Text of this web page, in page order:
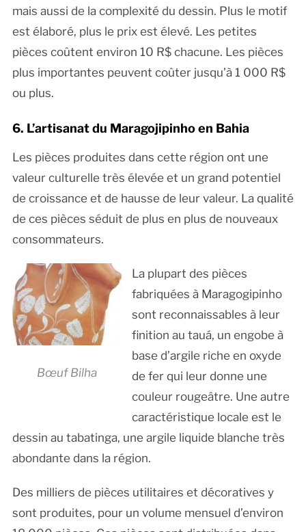
mais aussi de la complexité du dessin. Plus le motif
est élaboré, plus le prix est élevé. Les petites
pièces coûtent environ 10 R$ chacune. Les pièces
plus importantes peuvent coûter jusqu’à 1 000 R$
ou plus.
6. L’artisanat du Maragojipinho en Bahia
Les pièces produites dans cette région ont une
valeur culturelle très élevée et un grand potentiel
de croissance et de hausse de leur valeur. La qualité
de ces pièces séduit de plus en plus de nouveaux
consommateurs.
Bœuf Bilha
La plupart des pièces
fabriquées à Maragogipinho
sont reconnaissables à leur
finition au tauá, un engobe à
base d’argile riche en oxyde
de fer qui leur donne une
couleur rougeâtre. Une autre
caractéristique locale est le
dessin au tabatinga, une argile liquide blanche très
abondante dans la région.
Des milliers de pièces utilitaires et décoratives y
sont produites, pour un volume mensuel d’environ